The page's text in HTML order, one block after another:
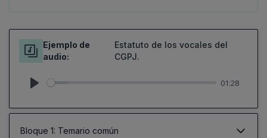
Ejemplo de
audio:
Estatuto de los vocales del
CGPJ.
01:28
Bloque 1: Temario común